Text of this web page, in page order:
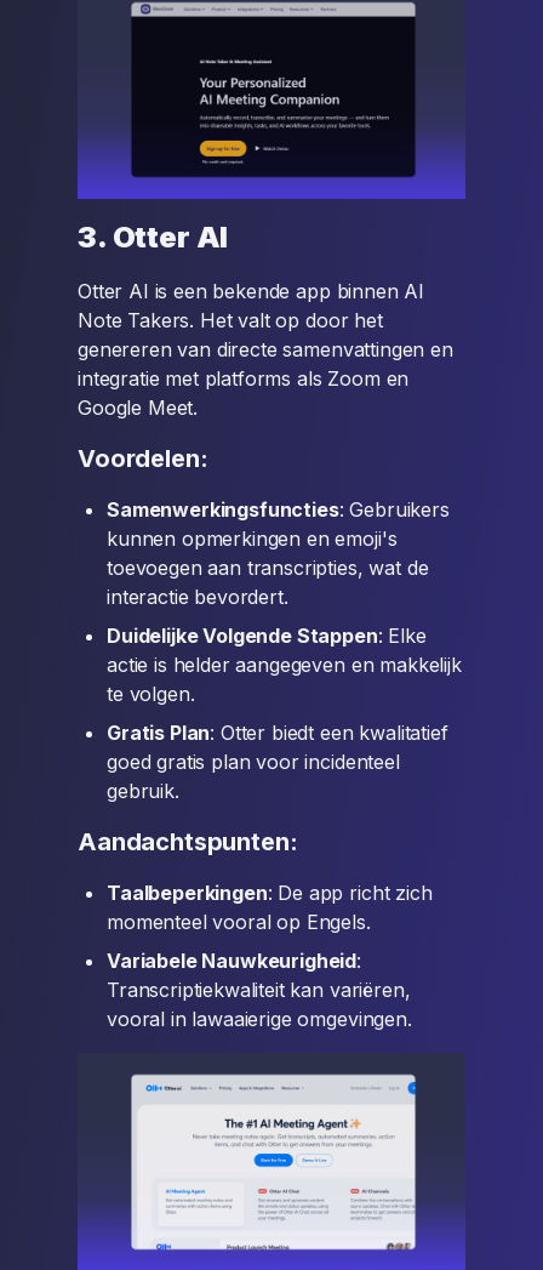
3. Otter AI
Otter AI is een bekende app binnen AI
Note Takers. Het valt op door het
genereren van directe samenvattingen en
integratie met platforms als Zoom en
Google Meet.
Voordelen:
Samenwerkingsfuncties: Gebruikers
kunnen opmerkingen en emoji's
toevoegen aan transcripties, wat de
interactie bevordert.
Duidelijke Volgende Stappen: Elke
actie is helder aangegeven en makkelijk
te volgen.
Gratis Plan: Otter biedt een kwalitatief
goed gratis plan voor incidenteel
gebruik.
Aandachtspunten:
Taalbeperkingen: De app richt zich
momenteel vooral op Engels.
Variabele Nauwkeurigheid:
Transcriptiekwaliteit kan variëren,
vooral in lawaaierige omgevingen.